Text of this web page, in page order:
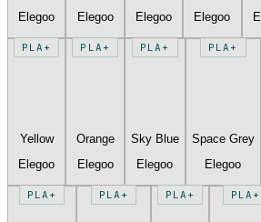
Elegoo
Elegoo
Elegoo
Elegoo
PLA+
Yellow
Elegoo
PLA+
Orange
Elegoo
PLA+
Sky Blue
Elegoo
PLA+
Space Grey
Elegoo
PLA+ PLA+ PLA+ PLA+